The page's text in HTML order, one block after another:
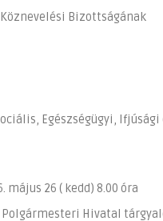
Bizottságának
Egészségügyi,
26 ( kedd) 8.00 óra
Hivatal